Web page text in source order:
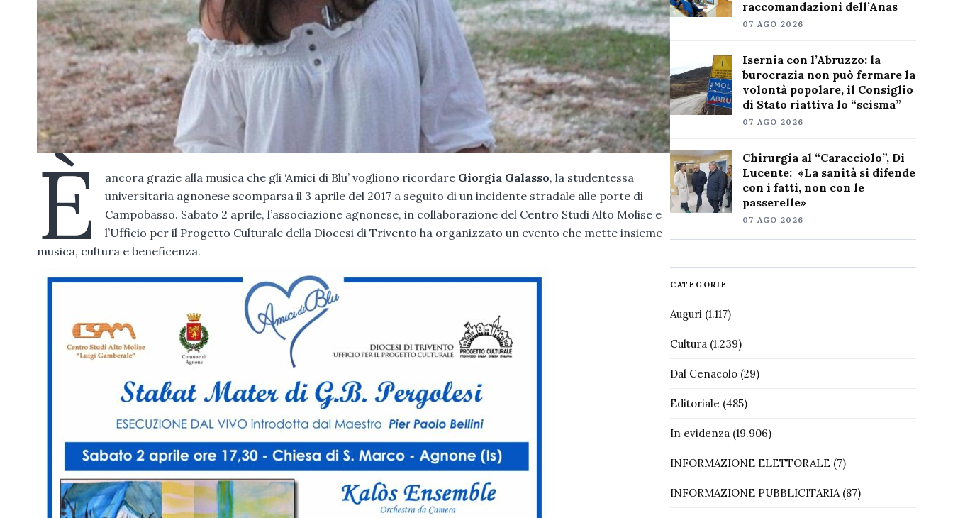
È ancora grazie alla musica che gli ‘Amici di Blu’ vogliono ricordare Giorgia Galasso, la studentessa
universitaria agnonese scomparsa il 3 aprile del 2017 a seguito di un incidente stradale alle porte di
Campobasso. Sabato 2 aprile, l’associazione agnonese, in collaborazione del Centro Studi Alto Molise e
l’Ufficio per il Progetto Culturale della Diocesi di Trivento ha organizzato un evento che mette insieme
musica, cultura e beneficenza.
raccomandazioni dell’Anas
07 AGO 2026
Isernia con l’Abruzzo: la
burocrazia non può fermare la
volontà popolare, il Consiglio
di Stato riattiva lo “scisma”
07 AGO 2026
Chirurgia al “Caracciolo”, Di
Lucente: «La sanità si difende
con i fatti, non con le
passerelle»
07 AGO 2026
CATEGORIE
Auguri(1.117)
Cultura(1.239)
Dal Cenacolo(29)
Editoriale (485)
In evidenza(19.906)
INFORMAZIONE ELETTORALE(7)
INFORMAZIONE PUBBLICITARIA(87)